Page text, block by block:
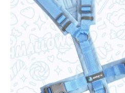
mehrere
Varianten
auf.
Die
Optionen
können
auf